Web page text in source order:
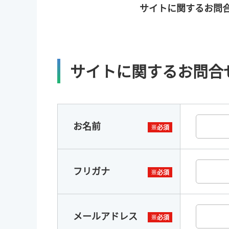
サイトに関するお問
サイトに関するお問合
お名前
フリガナ
メールアドレス